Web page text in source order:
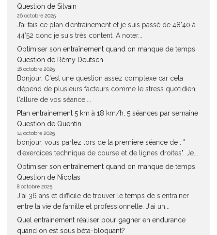
Question de Silvain
26 octobre 2025
J’ai fais ce plan d’entraînement et je suis passé de 48’40 à
44’52 donc je suis très content. A noter...
Optimiser son entraînement quand on manque de temps
Question de Rémy Deutsch
16 octobre 2025
Bonjour, C'est une question assez complexe car cela
dépend de plusieurs facteurs comme le stress quotidien,
l'allure de vos séance,...
Plan entrainement 5 km à 18 km/h, 5 séances par semaine
Question de Quentin
14 octobre 2025
bonjour, vous parlez lors de la premiere séance de : "
d’exercices technique de course et de lignes droites". Je...
Optimiser son entraînement quand on manque de temps
Question de Nicolas
8 octobre 2025
J'ai 36 ans et difficile de trouver le temps de s'entrainer
entre la vie de famille et professionnelle. J'ai un...
Quel entrainement réaliser pour gagner en endurance
quand on est sous béta-bloquant?